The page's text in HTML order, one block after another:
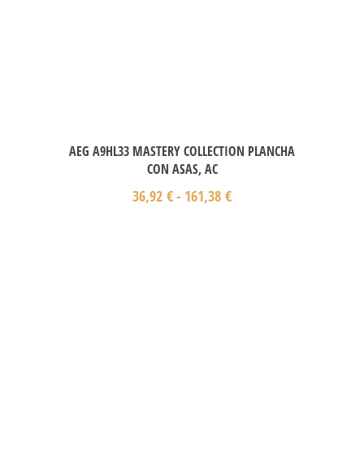
AEG A9HL33 MASTERY COLLECTION PLANCHA
CON ASAS, AC
36,92 €- 161,38 €